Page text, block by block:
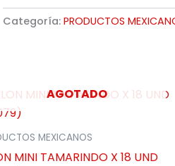
Categoría: PRODUCTOS
AGOTADO
MEXICANOS
MINI TAMARINDO X 18 UND